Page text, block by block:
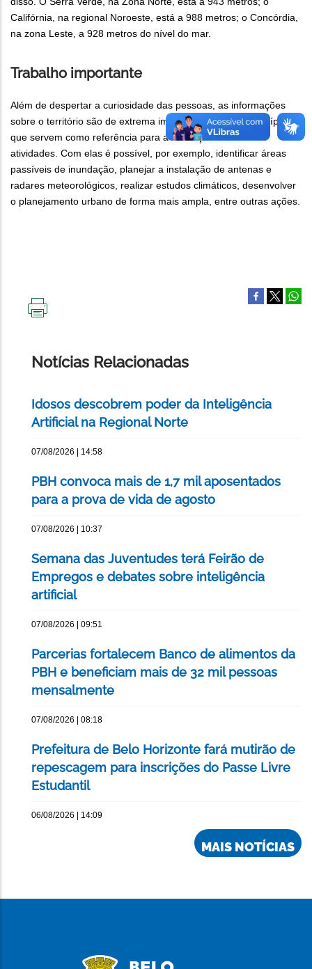
Califórnia, na regional Noroeste, está a 988 metros; o Concórdia,
na zona Leste, a 928 metros do nível do mar.
Trabalho importante
Além de despertar a curiosidade das pessoas, as informações
sobre o território são de extrema importância para o município, já
que servem como referência para a execução de diversas
atividades. Com elas é possível, por exemplo, identificar áreas
passíveis de inundação, planejar a instalação de antenas e
radares meteorológicos, realizar estudos climáticos, desenvolver
o planejamento urbano de forma mais ampla, entre outras ações.
Notícias Relacionadas
Idosos descobrem poder da Inteligência
Artificial na Regional Norte
07/08/2026 | 14:58
PBH convoca mais de 1,7 mil aposentados
para a prova de vida de agosto
07/08/2026 | 10:37
Semana das Juventudes terá Feirão de
Empregos e debates sobre inteligência
artificial
07/08/2026 | 09:51
Parcerias fortalecem Banco de alimentos da
PBH e beneficiam mais de 32 mil pessoas
mensalmente
07/08/2026 | 08:18
Prefeitura de Belo Horizonte fará mutirão de
repescagem para inscrições do Passe Livre
Estudantil
06/08/2026 | 14:09
MAIS NOTÍCIAS